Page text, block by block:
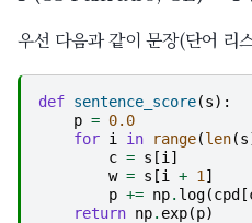
우선 다음과 같이 문장(단어 리
def sentence_score(s):
p = 0.0
for i in range(len(s
c = s [i ]
w = s [i + 1 ]
p += np. log(cpd [
return np. exp(p)